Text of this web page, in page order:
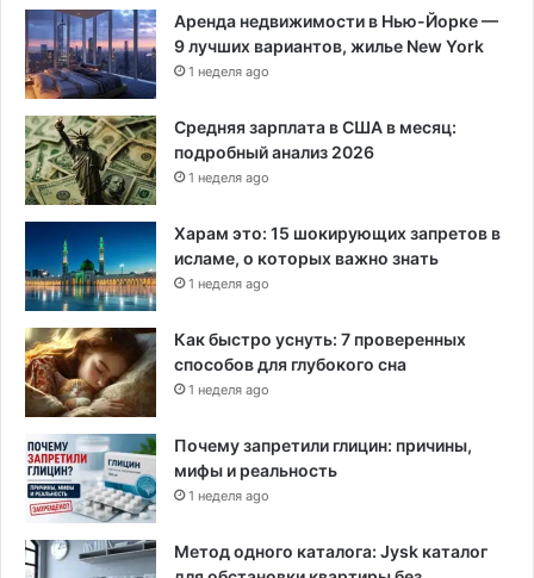
Аренда недвижимости в Нью-Йорке —
9 лучших вариантов, жилье New York
1 неделя ago
Средняя зарплата в США в месяц:
подробный анализ 2026
1 неделя ago
Харам это: 15 шокирующих запретов в
исламе, о которых важно знать
1 неделя ago
Как быстро уснуть: 7 проверенных
способов для глубокого сна
1 неделя ago
Почему запретили глицин: причины,
мифы и реальность
1 неделя ago
Метод одного каталога: Jysk каталог